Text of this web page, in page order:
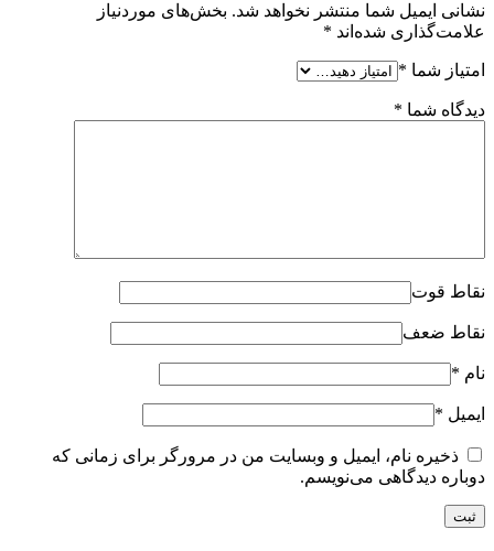
نشانی ایمیل شما منتشر نخواهد شد. بخش‌های موردنیاز
علامت‌گذاری شده‌اند *
امتیاز شما *
دیدگاه شما *
نقاط قوت
نقاط ضعف
نام *
ایمیل *
ذخیره نام، ایمیل و وبسایت من در مرورگر برای زمانی که
دوباره دیدگاهی می‌نویسم.